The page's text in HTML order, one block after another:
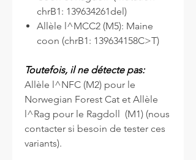
chrB1: 139634261del)
Allèle l^MCC2 (M5): Maine
coon (chrB1: 139634158C>T)
Toutefois, il ne détecte pas:
Allèle l^NFC (M2) pour le
Norwegian Forest Cat et Allèle
l^Rag pour le Ragdoll (M1) (nous
contacter si besoin de tester ces
variants).